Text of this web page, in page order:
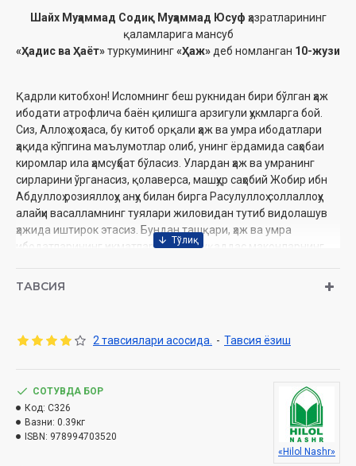
Шайх Муҳаммад Содиқ Муҳаммад Юсуф ҳазратларининг
қаламларига мансуб
«Ҳадис ва Ҳаёт»туркумининг«Ҳаж»деб номланган 10-жузи
Қадрли китобхон! Исломнинг беш рукнидан бири бўлган ҳаж
ибодати атрофлича баён қилишга арзигули ҳукмларга бой.
Сиз, Аллоҳ хоҳласа, бу китоб орқали ҳаж ва умра ибодатлари
ҳақида кўпгина маълумотлар олиб, унинг ёрдамида саҳобаи
киромлар ила ҳамсуҳбат бўласиз. Улардан ҳаж ва умранинг
сирларини ўрганасиз, қолаверса, машҳур саҳобий Жобир ибн
Абдуллоҳ розияллоҳу анҳу билан бирга Расулуллоҳ соллаллоҳу
алайҳи васалламнинг туялари жиловидан тутиб видолашув
ҳажида иштирок этасиз. Бундан ташқари, ҳаж ва умра
ибодатларининг ҳикматлари ҳамда муқаддас маконларнинг
Муаллиф:
Сана: 2025 йил (2015, 2016. 2019, 2020, 2021, 2022, 2021 2024
ISBN:978-9910-687-25-9
Ўлчами:84×108 1/32
Муқоваси:қаттиқ
ТАВСИЯ
2 тавсиялари асосида. - Тавсия ёзиш
СОТУВДА БОР
Код: C326
Вазни: 0.39кг
ISBN: 978994703520
«Hilol Nashr»